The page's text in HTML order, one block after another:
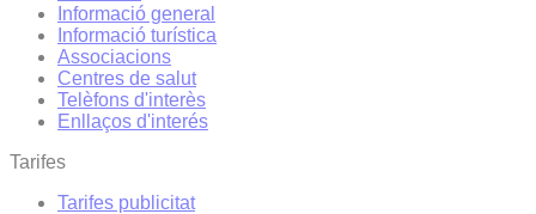
Informació general
Informació turística
Associacions
Centres de salut
Telèfons d'interès
Enllaços d'interés
Tarifes
Tarifes publicitat